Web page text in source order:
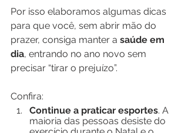
Por isso elaboramos algumas dicas
para que você, sem abrir mão do
prazer, consiga manter a saúde em
dia, entrando no ano novo sem
precisar “tirar o prejuízo”.
Confira:
Continue a praticar esportes. A
maioria das pessoas desiste do